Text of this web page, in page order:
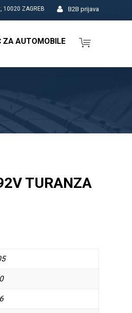
B2B prijava
10020 ZAGREB
ZA AUTOMOBILE
TURANZA